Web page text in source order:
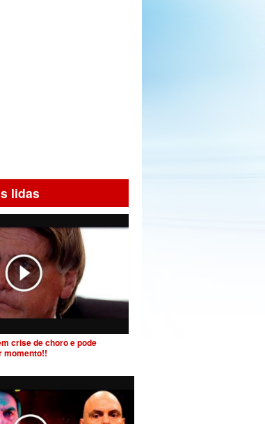
lidas
crise de choro e pode
momento!!